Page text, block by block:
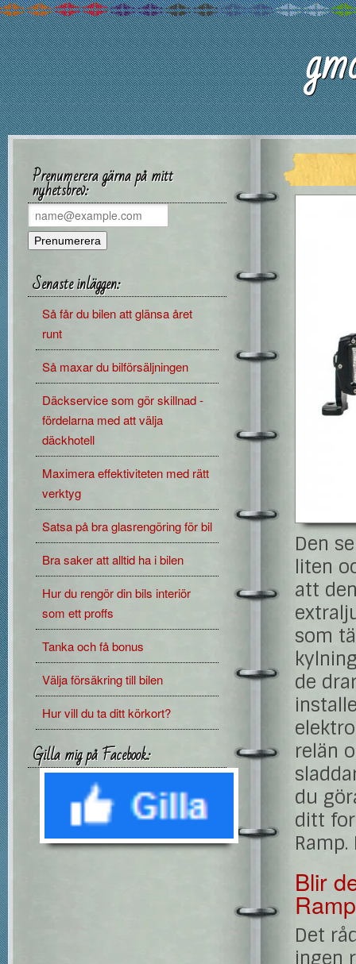
Den
liten
att
som
de
relän
du
ditt
Blir
Det
ingen
Prenumerera gärna på mitt
nyhetsbrev:
Senaste inläggen:
Så får du bilen att glänsa året
runt
Så maxar du bilförsäljningen
Däckservice som gör skillnad -
fördelarna med att välja
däckhotell
Maximera effektiviteten med rätt
verktyg
Satsa på bra glasrengöring för bil
Bra saker att alltid ha i bilen
Hur du rengör din bils interiör
som ett proffs
Tanka och få bonus
Välja försäkring till bilen
Hur vill du ta ditt körkort?
Gilla mig på Facebook: